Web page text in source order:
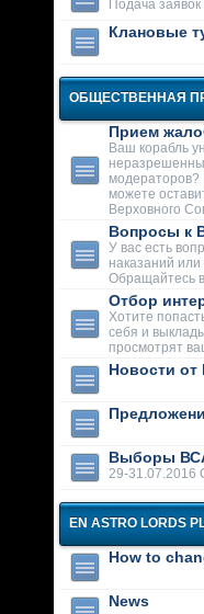
Подача заявок
Клановые
ОБЩЕСТВЕННАЯ
Прием
Ваш корабль
модераторов?
можете
Верховного
Вопросы к
У вас есть
наказаний
Обращайтесь
Отбор
Хотите
себя и
просмотрят
Новости от
Выборы
29-31.07.2016
EN ASTRO LORDS
How to
News